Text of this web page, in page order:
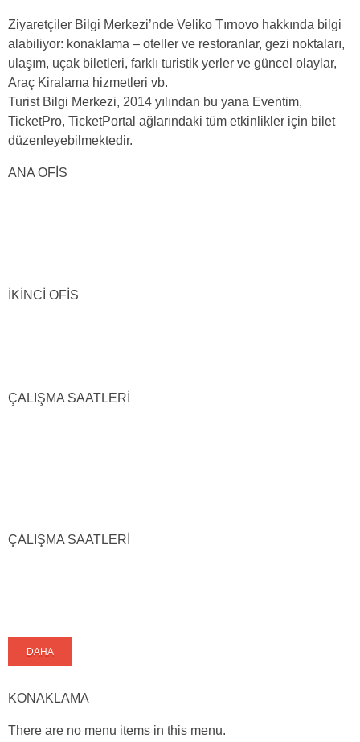
Ziyaretçiler Bilgi Merkezi’nde Veliko Tırnovo hakkında bilgi
alabiliyor: konaklama – oteller ve restoranlar, gezi noktaları,
ulaşım, uçak biletleri, farklı turistik yerler ve güncel olaylar,
Araç Kiralama hizmetleri vb.
Turist Bilgi Merkezi, 2014 yılından bu yana Eventim,
TicketPro, TicketPortal ağlarındaki tüm etkinlikler için bilet
düzenleyebilmektedir.
ANA OFİS
İKİNCİ OFİS
ÇALIŞMA SAATLERİ
ÇALIŞMA SAATLERİ
DAHA
KONAKLAMA
There are no menu items in this menu.